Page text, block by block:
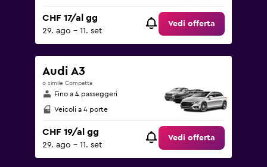
CHF 17/al gg
29. ago - 11. set
Vedi offerta
Audi A3
o simile Compatta
Fino a 4 passeggeri
Veicoli a 4 porte
CHF 19/al gg
29. ago - 11. set
Vedi offerta